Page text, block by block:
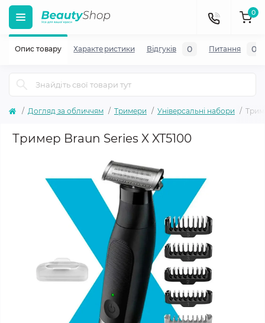
0
Догляд за обличчям Тримери Універсальні набори
Тример Braun Series X XT5100
Опис товару Характеристики Відгуків 0 Питання 0